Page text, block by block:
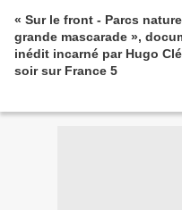
« Sur le front - Parcs
grande mascarade »,
inédit incarné par Hugo
soir sur France 5